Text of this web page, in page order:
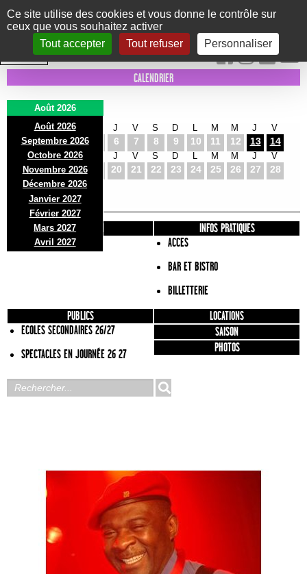
Panneau de gestion des cookies
Ce site utilise des cookies et vous donne le contrôle sur
ceux que vous souhaitez activer
Tout accepter
Tout refuser Personnaliser
Le Marni
CONCERTS DANSE/CIRQUE THÉÂTRE KIDS EXPOS EVENTS
INTRA MUROS
CALENDRIER
Août 2026
Août 2026
Septembre 2026
Octobre 2026
Novembre 2026
Décembre 2026
Janvier 2027
Février 2027
Mars 2027
Avril 2027
D
2
L
3
M
4
J
6
V
7
S
8
D
9 10
M
11
M
12
J
13
V
14
D
16
L
17
M
18
J
20
V
21
S
22
D
23 24
M
25
M
26
J
27
V
28
D
30
L
31
PRÉSENTATION
INFOS PRATIQUES
ACCES
BAR ET BISTRO
BILLETTERIE
PUBLICS
ECOLES SECONDAIRES 26/27
SPECTACLES EN JOURNÉE 26 27
LOCATIONS
SAISON
PHOTOS